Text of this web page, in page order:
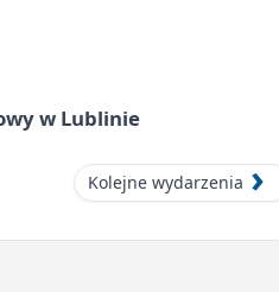
w Lublinie
Kolejne wydarzenia